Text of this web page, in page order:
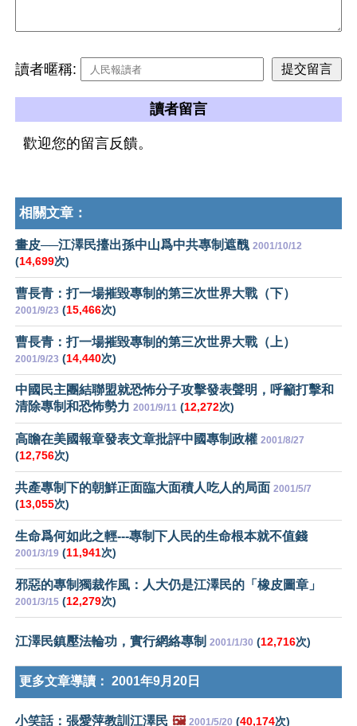
讀者暱稱:
讀者留言
歡迎您的留言反饋。
相關文章：
畫皮──江澤民擡出孫中山爲中共專制遮醜 2001/10/12
(14,699次)
曹長青：打一場摧毀專制的第三次世界大戰（下）
2001/9/23 (15,466次)
曹長青：打一場摧毀專制的第三次世界大戰（上）
2001/9/23 (14,440次)
中國民主團結聯盟就恐怖分子攻擊發表聲明，呼籲打擊和
清除專制和恐怖勢力 2001/9/11 (12,272次)
高瞻在美國報章發表文章批評中國專制政權 2001/8/27
(12,756次)
共產專制下的朝鮮正面臨大面積人吃人的局面 2001/5/7
(13,055次)
生命爲何如此之輕---專制下人民的生命根本就不值錢
2001/3/19 (11,941次)
邪惡的專制獨裁作風：人大仍是江澤民的「橡皮圖章」
2001/3/15 (12,279次)
江澤民鎮壓法輪功，實行網絡專制 2001/1/30 (12,716次)
更多文章導讀： 2001年9月20日
小笑話：張愛萍教訓江澤民 🖼️ 2001/5/20 (40,174次)